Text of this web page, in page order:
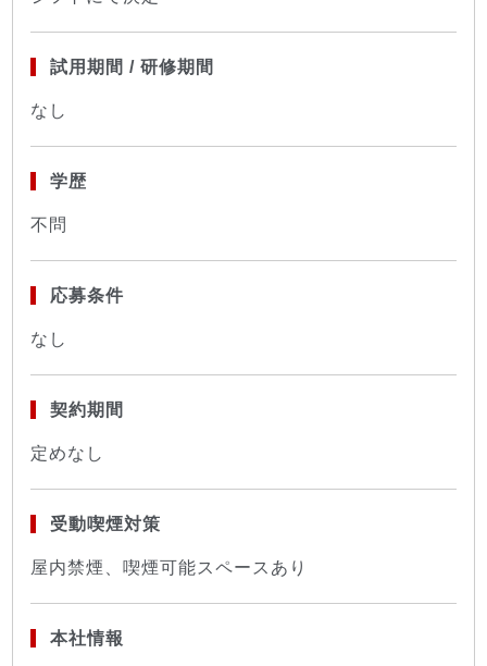
試用期間 / 研修期間
なし
学歴
不問
応募条件
なし
契約期間
定めなし
受動喫煙対策
屋内禁煙、喫煙可能スペースあり
本社情報